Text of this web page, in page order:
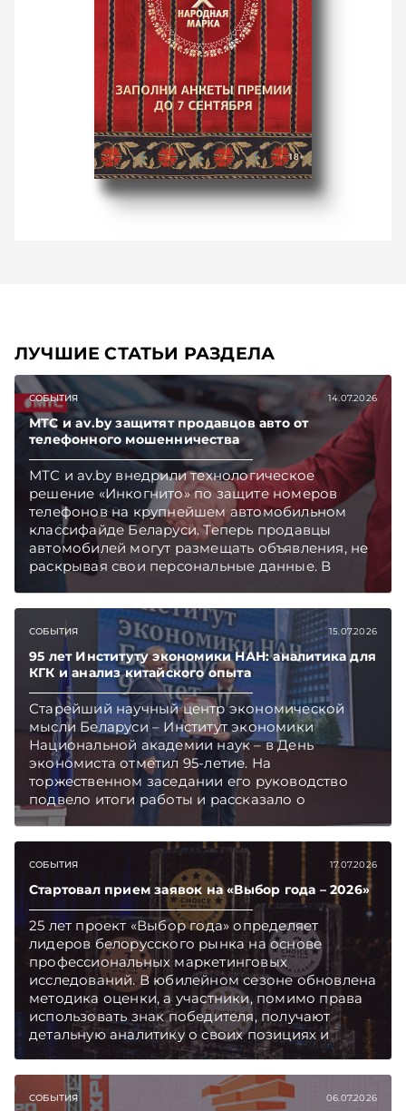
ЛУЧШИЕ СТАТЬИ РАЗДЕЛА
СОБЫТИЯ 14.07.2026
МТС и av.by защитят продавцов авто от
телефонного мошенничества
МТС и av.by внедрили технологическое
решение «Инкогнито» по защите номеров
телефонов на крупнейшем автомобильном
классифайде Беларуси. Теперь продавцы
автомобилей могут размещать объявления, не
раскрывая свои персональные данные. В
новый уровень безопасности и комфорта.
СОБЫТИЯ 15.07.2026
95 лет Институту экономики НАН: аналитика для
КГК и анализ китайского опыта
Старейший научный центр экономической
мысли Беларуси – Институт экономики
Национальной академии наук – в День
экономиста отметил 95-летие. На
торжественном заседании его руководство
подвело итоги работы и рассказало о
ключевых направлениях деятельности.
Главное об экономике Беларуси — раньше,
чем в новостях TelegramViber
СОБЫТИЯ 17.07.2026
Стартовал прием заявок на «Выбор года – 2026»
25 лет проект «Выбор года» определяет
лидеров белорусского рынка на основе
профессиональных маркетинговых
исследований. В юбилейном сезоне обновлена
методика оценки, а участники, помимо права
использовать знак победителя, получают
детальную аналитику о своих позициях и
конкурентной среде.
СОБЫТИЯ 06.07.2026